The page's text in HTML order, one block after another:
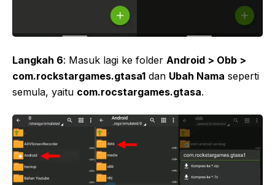
Langkah 6: Masuk lagi ke folder Android > Obb >
com.rockstargames.gtasa1 dan Ubah Nama seperti
semula, yaitu com.rocstargames.gtasa.